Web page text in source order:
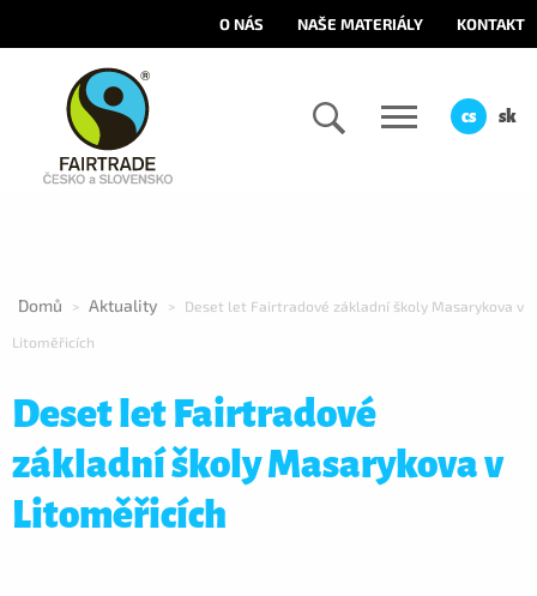
O NÁS NAŠE MATERIÁLY KONTAKT
cs sk
Domů > Aktuality > Deset let Fairtradové základní školy Masarykova v
Litoměřicích
Deset let Fairtradové
základní školy Masarykova v
Litoměřicích